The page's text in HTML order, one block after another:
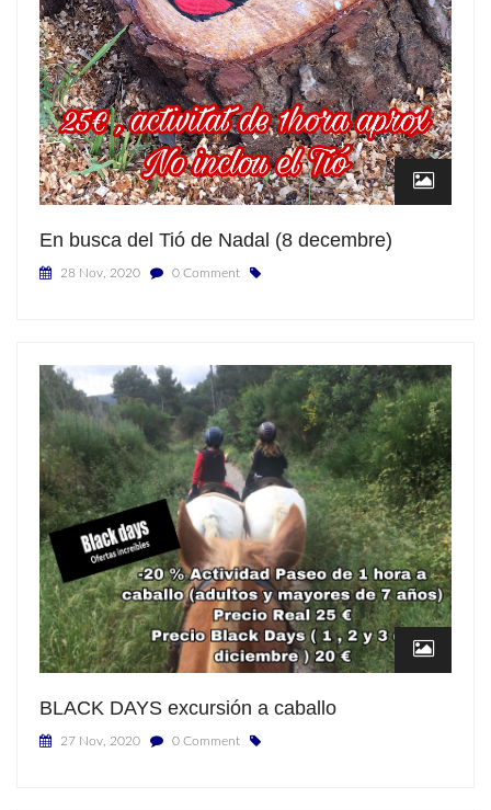
En busca del Tió de Nadal (8 decembre)
28 Nov, 2020 0 Comment
BLACK DAYS excursión a caballo
27 Nov, 2020 0 Comment